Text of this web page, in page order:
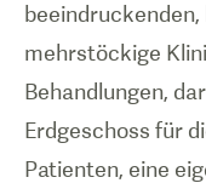
mehrstöckige
Behandlungen,
Erdgeschoss für
Patienten, eine